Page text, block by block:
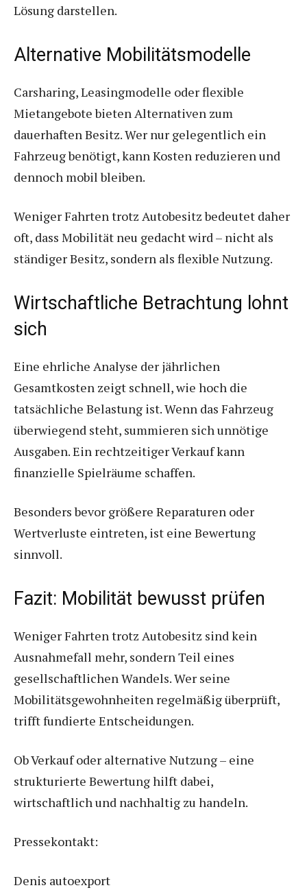
Lösung darstellen.
Alternative Mobilitätsmodelle
Carsharing, Leasingmodelle oder flexible
Mietangebote bieten Alternativen zum
dauerhaften Besitz. Wer nur gelegentlich ein
Fahrzeug benötigt, kann Kosten reduzieren und
dennoch mobil bleiben.
Weniger Fahrten trotz Autobesitz bedeutet daher
oft, dass Mobilität neu gedacht wird – nicht als
ständiger Besitz, sondern als flexible Nutzung.
Wirtschaftliche Betrachtung lohnt
sich
Eine ehrliche Analyse der jährlichen
Gesamtkosten zeigt schnell, wie hoch die
tatsächliche Belastung ist. Wenn das Fahrzeug
überwiegend steht, summieren sich unnötige
Ausgaben. Ein rechtzeitiger Verkauf kann
finanzielle Spielräume schaffen.
Besonders bevor größere Reparaturen oder
Wertverluste eintreten, ist eine Bewertung
sinnvoll.
Fazit: Mobilität bewusst prüfen
Weniger Fahrten trotz Autobesitz sind kein
Ausnahmefall mehr, sondern Teil eines
gesellschaftlichen Wandels. Wer seine
Mobilitätsgewohnheiten regelmäßig überprüft,
trifft fundierte Entscheidungen.
Ob Verkauf oder alternative Nutzung – eine
strukturierte Bewertung hilft dabei,
wirtschaftlich und nachhaltig zu handeln.
Pressekontakt:
Denis autoexport